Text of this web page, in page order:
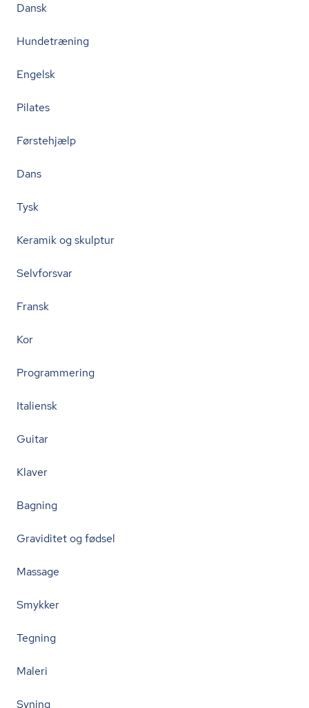
Dansk
Hundetræning
Engelsk
Pilates
Førstehjælp
Dans
Tysk
Keramik og skulptur
Selvforsvar
Fransk
Kor
Programmering
Italiensk
Guitar
Klaver
Bagning
Graviditet og fødsel
Massage
Smykker
Tegning
Maleri
Syning